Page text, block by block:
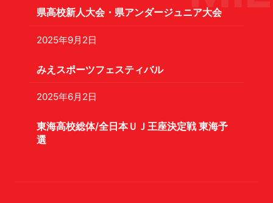
県高校新人大会・県アンダージュニア大会
2025年9月2日
みえスポーツフェスティバル
2025年6月2日
東海高校総体/全日本ＵＪ王座決定戦 東海予
選